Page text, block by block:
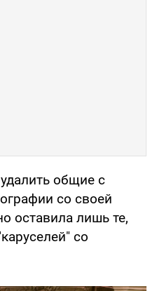
общие с
со своей
оставила лишь те,
со